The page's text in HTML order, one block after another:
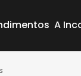
A